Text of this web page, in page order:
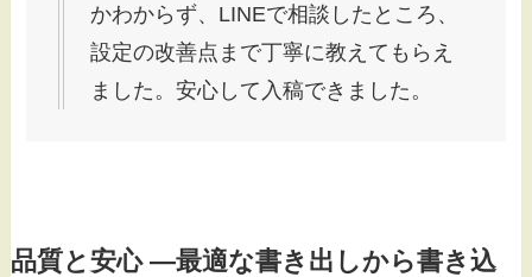
かわからず、LINEで相談したところ、
設定の改善点まで丁寧に教えてもらえ
ました。安心して入稿できました。
品質と安心 ―最適な書き出しから書き込